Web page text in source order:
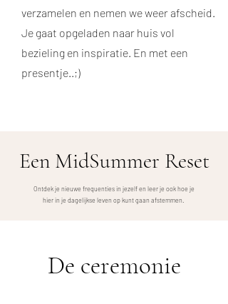
verzamelen en nemen we weer afscheid.
Je gaat opgeladen naar huis vol
bezieling en inspiratie. En met een
presentje..;)
Een MidSummer Reset
Ontdek je nieuwe frequenties in jezelf en leer je ook hoe je
hier in je dagelijkse leven op kunt gaan afstemmen.
De ceremonie